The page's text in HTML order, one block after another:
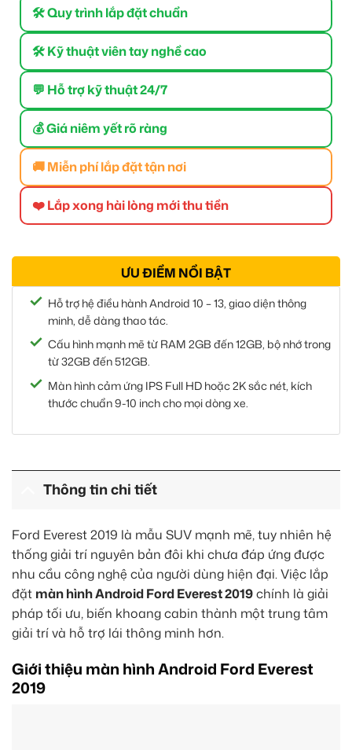
🛠 Quy trình lắp đặt chuẩn
🛠 Kỹ thuật viên tay nghề cao
💬 Hỗ trợ kỹ thuật 24/7
💰 Giá niêm yết rõ ràng
🚚 Miễn phí lắp đặt tận nơi
❤️ Lắp xong hài lòng mới thu tiền
ƯU ĐIỂM NỔI BẬT
Hỗ trợ hệ điều hành Android 10 – 13, giao diện thông
minh, dễ dàng thao tác.
Cấu hình mạnh mẽ từ RAM 2GB đến 12GB, bộ nhớ trong
từ 32GB đến 512GB.
Màn hình cảm ứng IPS Full HD hoặc 2K sắc nét, kích
thước chuẩn 9-10 inch cho mọi dòng xe.
Thông tin chi tiết
Ford Everest 2019 là mẫu SUV mạnh mẽ, tuy nhiên hệ
thống giải trí nguyên bản đôi khi chưa đáp ứng được
nhu cầu công nghệ của người dùng hiện đại. Việc lắp
đặt màn hình Android Ford Everest 2019chính là giải
pháp tối ưu, biến khoang cabin thành một trung tâm
giải trí và hỗ trợ lái thông minh hơn.
Giới thiệu màn hình Android Ford Everest
2019